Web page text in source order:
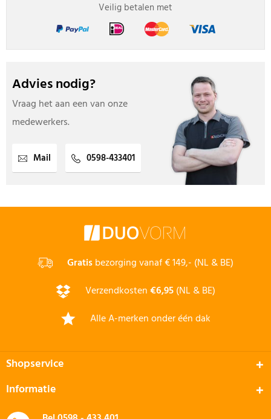
Veilig betalen met
Advies nodig?
Vraag het aan een van onze
medewerkers.
Mail 0598-433401
Gratisbezorging vanaf € 149,- (NL & BE)
Verzendkosten€6,95(NL & BE)
Alle A-merken onder één dak
Shopservice
Informatie